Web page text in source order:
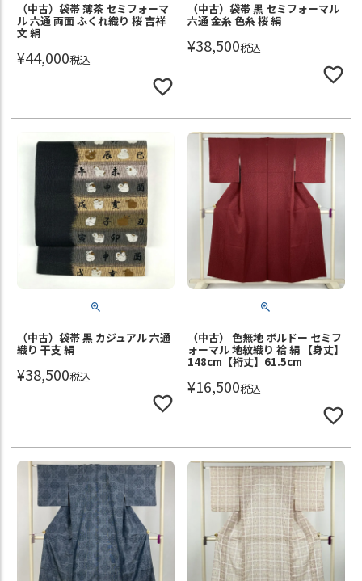
（中古）袋帯 薄茶 セミフォーマ
ル 六通 両面 ふくれ織り 桜 吉祥
文 絹
¥44,000税込
（中古）袋帯 黒 セミフォーマル
六通 金糸 色糸 桜 絹
¥38,500税込
（中古）袋帯 黒 カジュアル 六通
織り 干支 絹
¥38,500税込
（中古） 色無地 ボルドー セミフ
ォーマル 地紋織り 袷 絹 【身丈】
148cm【裄丈】61.5cm
¥16,500税込